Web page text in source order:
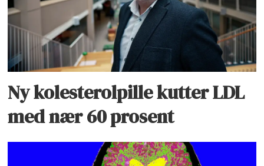
Ny kolesterolpille kutter LDL
med nær 60 prosent